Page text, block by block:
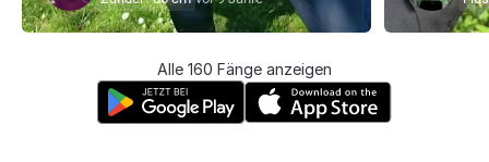
Alle 160 Fänge anzeigen